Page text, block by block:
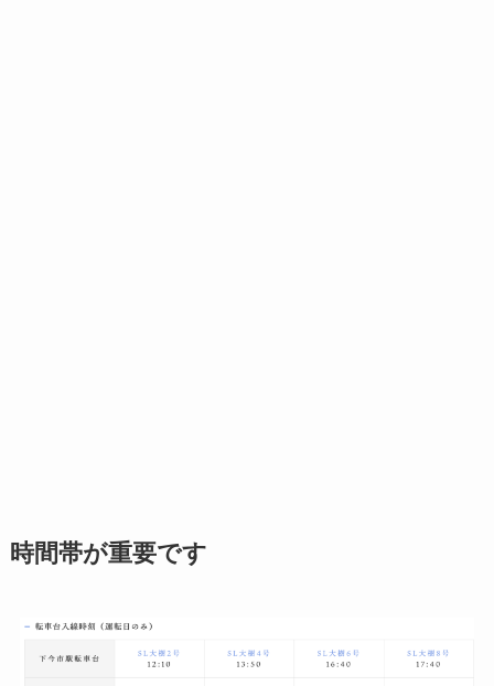
時間帯が重要です